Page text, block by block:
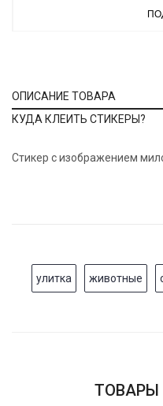
ОПИСАНИЕ ТОВАРА
КУДА КЛЕИТЬ СТИКЕРЫ?
Cтикер с изображением
улитка животные
ТОВАРЫ